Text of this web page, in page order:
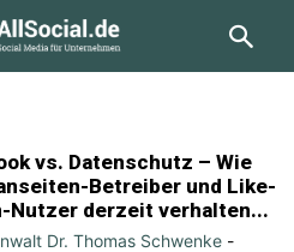
vs. Datenschutz – Wie
Betreiber und Like-
Nutzer derzeit verhalten...
Dr. Thomas Schwenke -